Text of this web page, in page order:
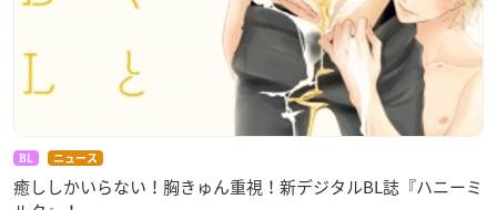
BL ニュース
癒ししかいらない！胸きゅん重視！新デジタルBL誌『ハニーミ